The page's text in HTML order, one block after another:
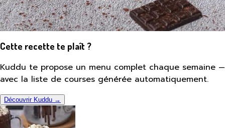
Cette recette te plaît ?
Kuddu te propose un menu complet chaque semaine —
avec la liste de courses générée automatiquement.
Découvrir Kuddu →